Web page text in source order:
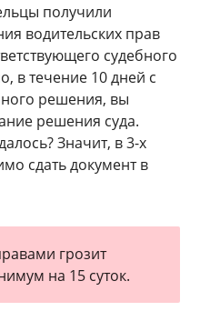
получили
водительских прав
судебного
в течение 10 дней с
решения, вы
решения суда.
Значит, в 3-х
сдать документ в
грозит
на 15 суток.